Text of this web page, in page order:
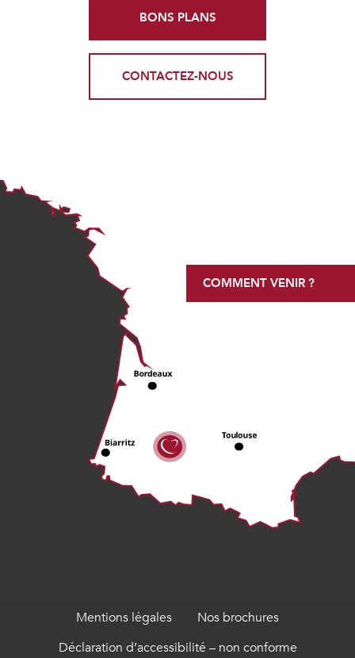
BONS PLANS
CONTACTEZ-NOUS
COMMENT VENIR ?
Mentions légales
Nos brochures
Déclaration d’accessibilité – non conforme